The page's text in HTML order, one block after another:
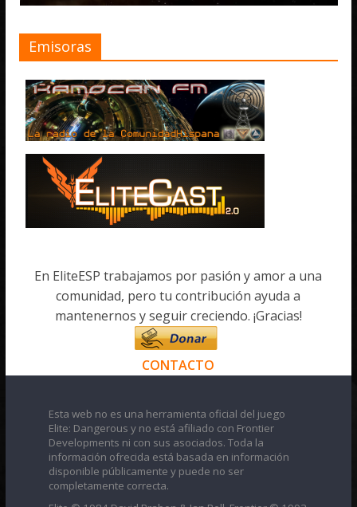
Emisoras
En EliteESP trabajamos por pasión y amor a una
comunidad, pero tu contribución ayuda a
mantenernos y seguir creciendo. ¡Gracias!
CONTACTO
Esta web no es una herramienta oficial del juego
Elite: Dangerous y no está afiliado con Frontier
Developments ni con sus asociados. Toda la
información ofrecida está basada en información
disponible públicamente y puede no ser
completamente correcta.